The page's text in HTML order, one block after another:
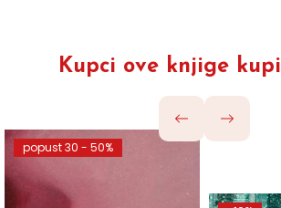
Kupci ove knjige
popust 30 - 50%